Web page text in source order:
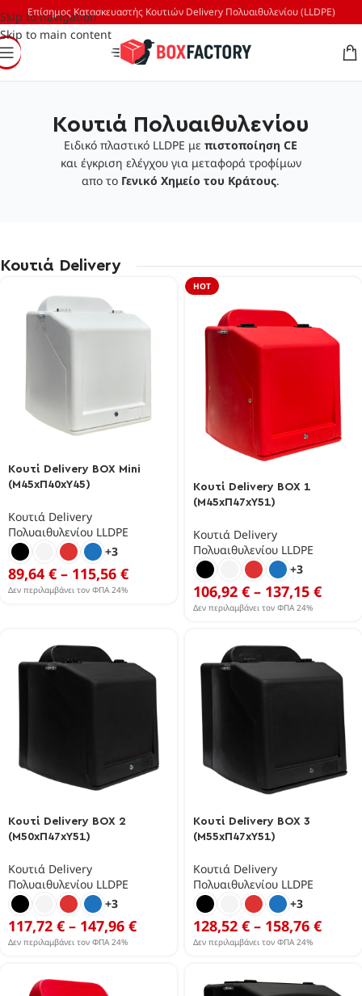
Skip to navigation
Skip to main content
Επίσημος Κατασκευαστής Κουτιών Delivery Πολυαιθυλενίου (LLDPE)
Κουτιά Πολυαιθυλενίου
Ειδικό πλαστικό LLDPE μεπιστοποίηση CE
και έγκριση ελέγχου για μεταφορά τροφίμων
απο το Γενικό Χημείο του Κράτους.
Κουτιά Delivery
Κουτί Delivery BOX Mini
(Μ45xΠ40xΥ45)
Κουτιά Delivery
Πολυαιθυλενίου LLDPE
+3
89,64 € – 115,56 €
Δεν περιλαμβάνει τον ΦΠΑ 24%
HOT
Κουτί Delivery BOX 1
(Μ45xΠ47xΥ51)
Κουτιά Delivery
Πολυαιθυλενίου LLDPE
+3
106,92 € – 137,15 €
Δεν περιλαμβάνει τον ΦΠΑ 24%
Κουτί Delivery BOX 2
(Μ50xΠ47xΥ51)
Κουτιά Delivery
Πολυαιθυλενίου LLDPE
+3
117,72 € – 147,96 €
Δεν περιλαμβάνει τον ΦΠΑ 24%
Κουτί Delivery BOX 3
(Μ55xΠ47xΥ51)
Κουτιά Delivery
Πολυαιθυλενίου LLDPE
+3
128,52 € – 158,76 €
Δεν περιλαμβάνει τον ΦΠΑ 24%